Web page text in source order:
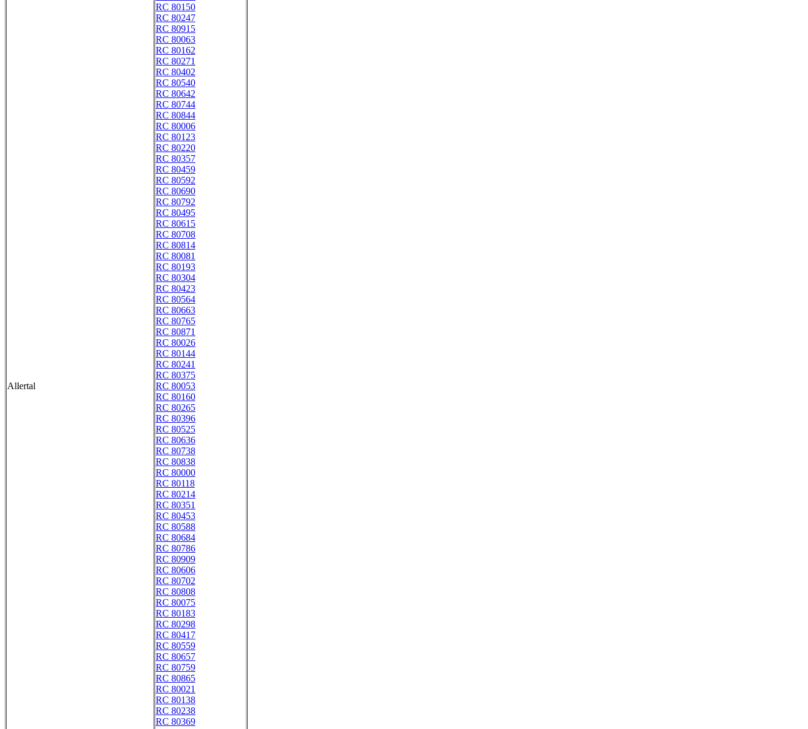
Allertal
RC 80150
RC 80247
RC 80915
RC 80063
RC 80162
RC 80271
RC 80402
RC 80540
RC 80642
RC 80744
RC 80844
RC 80006
RC 80123
RC 80220
RC 80357
RC 80459
RC 80592
RC 80690
RC 80792
RC 80495
RC 80615
RC 80708
RC 80814
RC 80081
RC 80193
RC 80304
RC 80423
RC 80564
RC 80663
RC 80765
RC 80871
RC 80026
RC 80144
RC 80241
RC 80375
RC 80053
RC 80160
RC 80265
RC 80396
RC 80525
RC 80636
RC 80738
RC 80838
RC 80000
RC 80118
RC 80214
RC 80351
RC 80453
RC 80588
RC 80684
RC 80786
RC 80909
RC 80606
RC 80702
RC 80808
RC 80075
RC 80183
RC 80298
RC 80417
RC 80559
RC 80657
RC 80759
RC 80865
RC 80021
RC 80138
RC 80238
RC 80369